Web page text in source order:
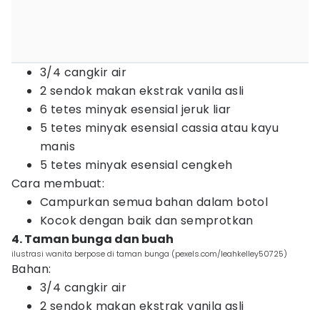
3/4 cangkir air
2 sendok makan ekstrak vanila asli
6 tetes minyak esensial jeruk liar
5 tetes minyak esensial cassia atau kayu
manis
5 tetes minyak esensial cengkeh
Cara membuat:
Campurkan semua bahan dalam botol
Kocok dengan baik dan semprotkan
4. Taman bunga dan buah
ilustrasi wanita berpose di taman bunga (pexels.com/leahkelley50725)
Bahan:
3/4 cangkir air
2 sendok makan ekstrak vanila asli